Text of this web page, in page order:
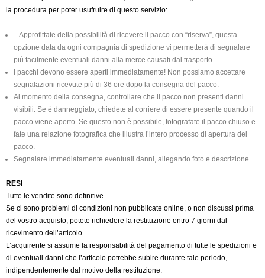
la procedura per poter usufruire di questo servizio:
– Approfittate della possibilità di ricevere il pacco con “riserva”, questa
opzione data da ogni compagnia di spedizione vi permetterà di segnalare
più facilmente eventuali danni alla merce causati dal trasporto.
I pacchi devono essere aperti immediatamente! Non possiamo accettare
segnalazioni ricevute più di 36 ore dopo la consegna del pacco.
Al momento della consegna, controllare che il pacco non presenti danni
visibili. Se è danneggiato, chiedete al corriere di essere presente quando il
pacco viene aperto. Se questo non è possibile, fotografate il pacco chiuso e
fate una relazione fotografica che illustra l’intero processo di apertura del
pacco.
Segnalare immediatamente eventuali danni, allegando foto e descrizione.
RESI
Tutte le vendite sono definitive.
Se ci sono problemi di condizioni non pubblicate online, o non discussi prima
del vostro acquisto, potete richiedere la restituzione entro 7 giorni dal
ricevimento dell’articolo.
L’acquirente si assume la responsabilità del pagamento di tutte le spedizioni e
di eventuali danni che l’articolo potrebbe subire durante tale periodo,
indipendentemente dal motivo della restituzione.